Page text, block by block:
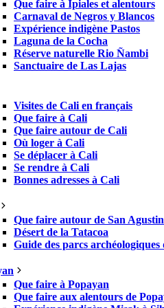
Que faire à Ipiales et alentours
Carnaval de Negros y Blancos
Expérience indigène Pastos
Laguna de la Cocha
Réserve naturelle Rio Ñambi
Sanctuaire de Las Lajas
Visites de Cali en français
Que faire à Cali
Que faire autour de Cali
Où loger à Cali
Se déplacer à Cali
Se rendre à Cali
Bonnes adresses à Cali
Que faire autour de San Agustin
Désert de la Tatacoa
Guide des parcs archéologiques
Que faire à Popayan
Que faire aux alentours de